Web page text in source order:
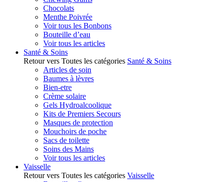
Chocolats
Menthe Poivrée
Voir tous les Bonbons
Bouteille d’eau
Voir tous les articles
Santé & Soins
Retour vers Toutes les catégories Santé & Soins
Articles de soin
Baumes à lèvres
Bien-etre
Crème solaire
Gels Hydroalcoolique
Kits de Premiers Secours
Masques de protection
Mouchoirs de poche
Sacs de toilette
Soins des Mains
Voir tous les articles
Vaisselle
Retour vers Toutes les catégories Vaisselle